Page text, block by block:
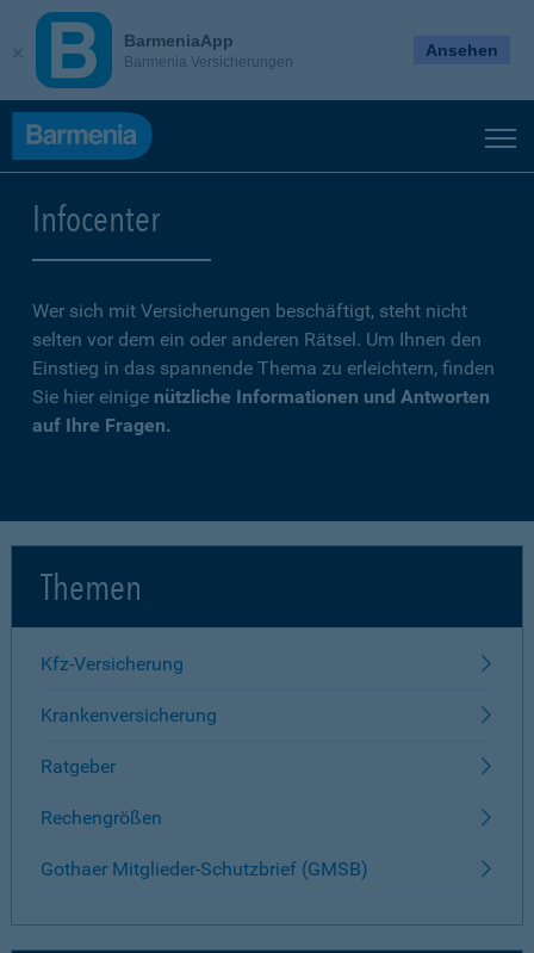
Infocenter
Wer sich mit Versicherungen beschäftigt, steht nicht
selten vor dem ein oder anderen Rätsel. Um Ihnen den
Einstieg in das spannende Thema zu erleichtern, finden
Sie hier einige nützliche Informationen und Antworten
auf Ihre Fragen.
Themen
Kfz-Versicherung
Krankenversicherung
Ratgeber
Rechengrößen
Gothaer Mitglieder-Schutzbrief (GMSB)
BarmeniaApp
Barmenia Versicherungen
Ansehen